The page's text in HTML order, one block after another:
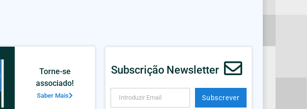
Torne-se
associado!
Saber Mais
Subscrição Newsletter
Subscrever